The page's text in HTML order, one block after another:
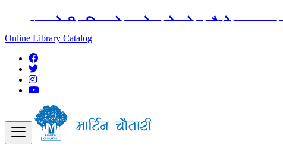
अङ्ग्रेजी महिनाको प्रत्येक दोस्रो र चौथो
Online Library Catalog